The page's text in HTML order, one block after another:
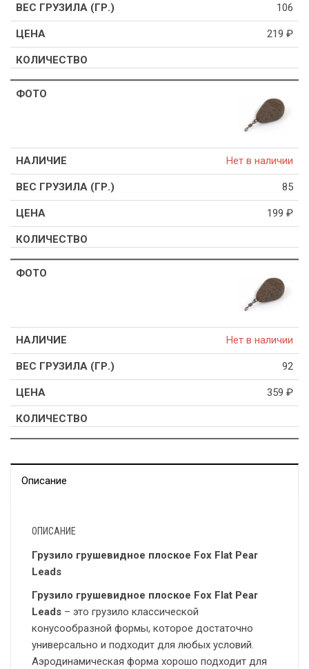
106
219 ₽
Нет в наличии
85
199 ₽
Нет в наличии
92
359 ₽
Описание
ОПИСАНИЕ
Грузило грушевидное плоское Fox Flat Pear
Leads
Грузило грушевидное плоское Fox Flat Pear
Leads – это грузило классической
конусообразной формы, которое достаточно
универсально и подходит для любых условий.
Аэродинамическая форма хорошо подходит для